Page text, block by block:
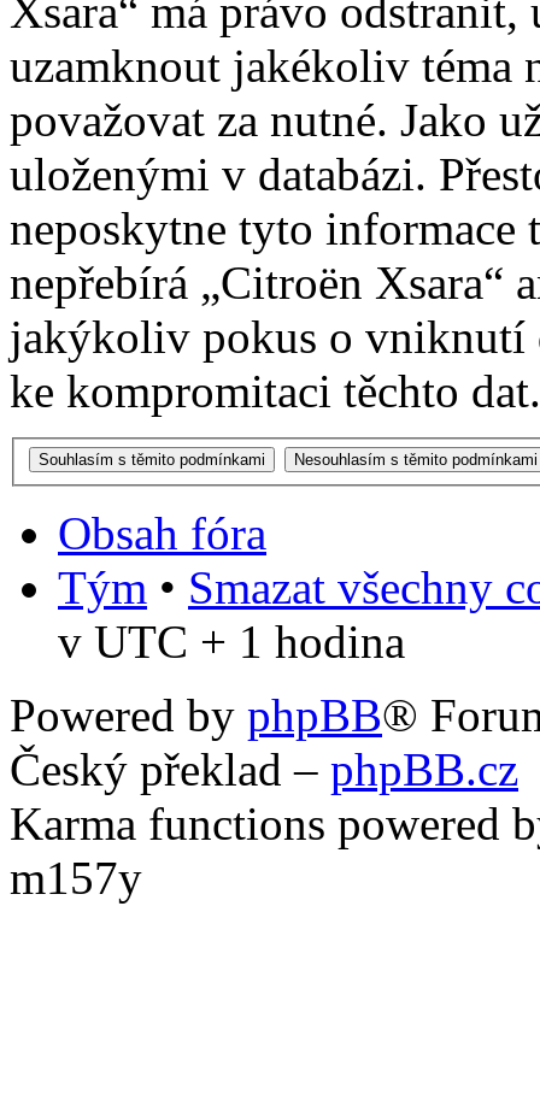
Xsara“ má právo
uzamknout jakékoliv téma
považovat za nutné. Jako
uloženými v databázi.
neposkytne tyto informace
nepřebírá „Citroën Xsara“
jakýkoliv pokus o vniknutí
ke kompromitaci těchto dat.
Obsah fóra
Tým • Smazat všechny
v UTC + 1 hodina
Powered by phpBB®
Český překlad – phpBB.cz
Karma functions powered
m157y